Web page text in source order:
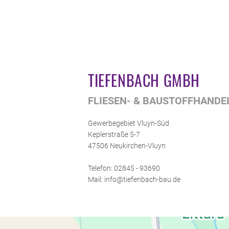
TIEFENBACH GMBH
FLIESEN- &
Gewerbegebiet Vluyn-Süd
Keplerstraße 5-7
47506 Neukirchen-Vluyn
Telefon: 02845 - 93690
Mail: info@tiefenbach-bau.de